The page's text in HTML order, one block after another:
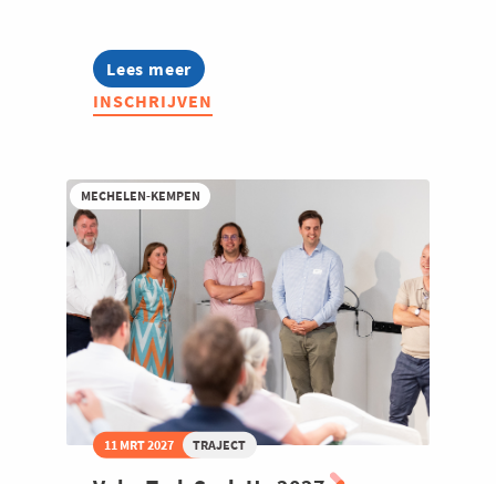
Lees meer
about
Bryo
-
INSCHRIJVEN
MECHELEN-KEMPEN
11 MRT 2027 TRAJECT